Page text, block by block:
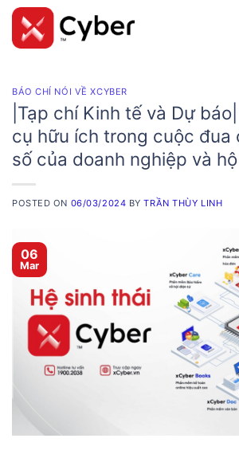
Skip
content
BÁO CHÍ NÓI VỀ XCYBER
|Tạp chí Kinh tế và Dự
cụ hữu ích trong cuộc đua
số của doanh nghiệp và
POSTED ON 06/03/2024 BYTRẦN THÙY LINH
06
Mar